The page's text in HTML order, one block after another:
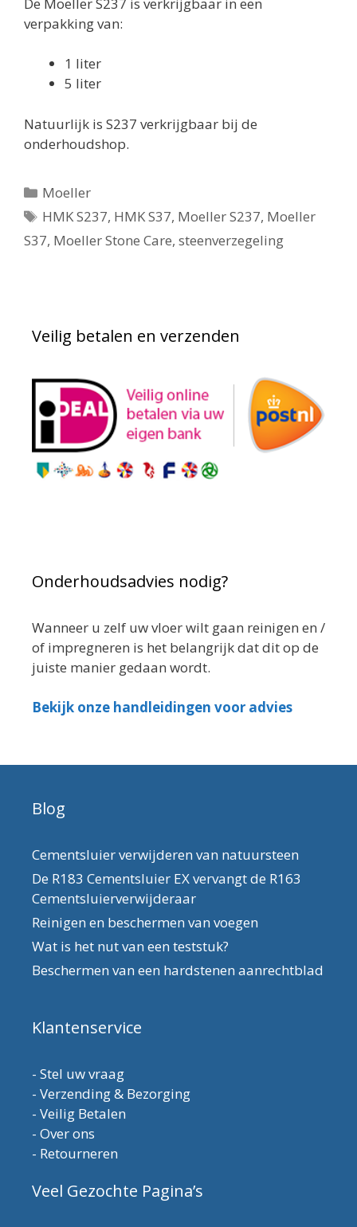
verpakking van:
1 liter
5 liter
Natuurlijk is S237 verkrijgbaar bij de
onderhoudshop.
Categorieën
Moeller
Tags
HMK S237, HMK S37, Moeller S237, Moeller
S37, Moeller Stone Care, steenverzegeling
Veilig betalen en verzenden
Onderhoudsadvies nodig?
Wanneer u zelf uw vloer wilt gaan reinigen en /
of impregneren is het belangrijk dat dit op de
juiste manier gedaan wordt.
Bekijk onze handleidingen voor advies
Blog
Cementsluier verwijderen van natuursteen
De R183 Cementsluier EX vervangt de R163
Cementsluierverwijderaar
Reinigen en beschermen van voegen
Wat is het nut van een teststuk?
Beschermen van een hardstenen aanrechtblad
Klantenservice
- Stel uw vraag
- Verzending & Bezorging
- Veilig Betalen
- Over ons
- Retourneren
Veel Gezochte Pagina’s